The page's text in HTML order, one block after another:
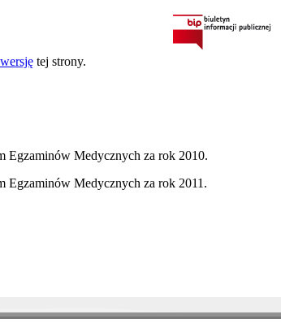
tej strony.
Egzaminów Medycznych za rok 2010.
Egzaminów Medycznych za rok 2011.